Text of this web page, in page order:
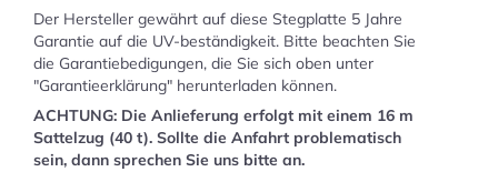
Der Hersteller gewährt auf diese Stegplatte 5 Jahre
Garantie auf die UV-beständigkeit. Bitte beachten Sie
die Garantiebedigungen, die Sie sich oben unter
"Garantieerklärung" herunterladen können.
ACHTUNG: Die Anlieferung erfolgt mit einem 16 m
Sattelzug (40 t). Sollte die Anfahrt problematisch
sein, dann sprechen Sie uns bitte an.